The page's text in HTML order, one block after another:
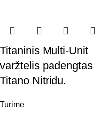
Titaninis Multi-Unit
varžtelis padengtas
Titano Nitridu.
Turime